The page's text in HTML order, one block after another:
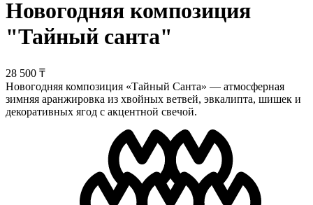
Новогодняя композиция
"Тайный санта"
28 500 ₸
Новогодняя композиция «Тайный Санта» — атмосферная
зимняя аранжировка из хвойных ветвей, эвкалипта, шишек и
декоративных ягод с акцентной свечой.